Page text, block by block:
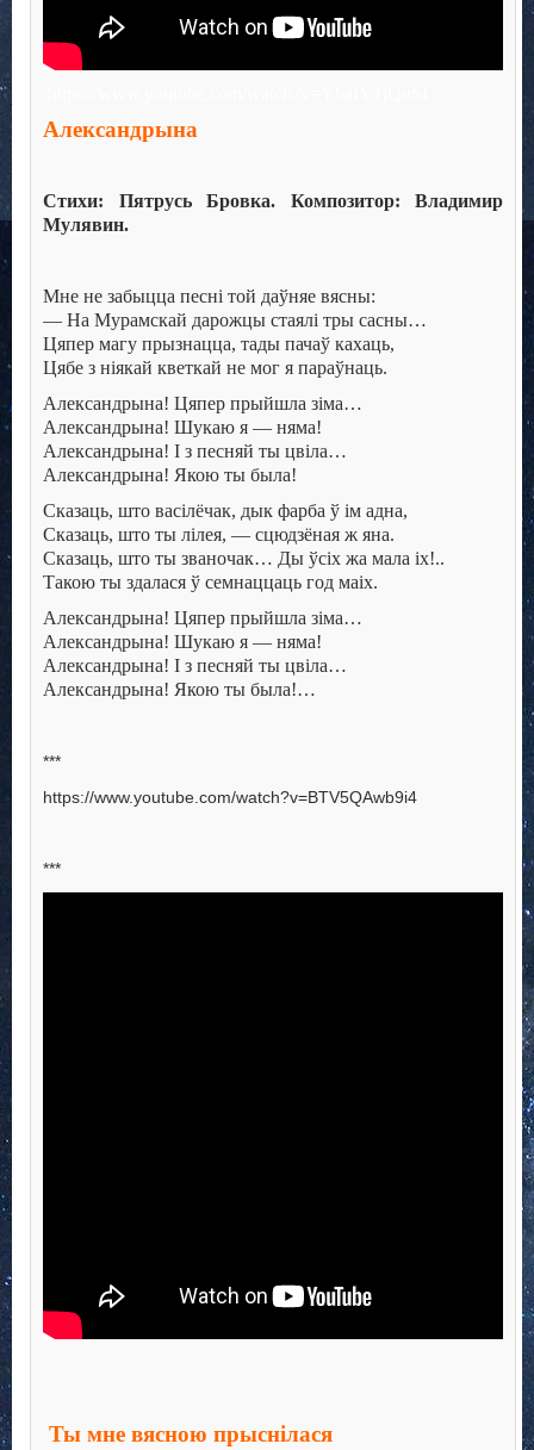
Александрына
Стихи: Пятрусь Бровка. Композитор: Владимир
Мулявин.
Мне не забыцца песні той даўняе вясны:
— На Мурамскай дарожцы стаялі тры сасны…
Цяпер магу прызнацца, тады пачаў кахаць,
Цябе з ніякай кветкай не мог я параўнаць.
Александрына! Цяпер прыйшла зіма…
Александрына! Шукаю я — няма!
Александрына! I з песняй ты цвіла…
Александрына! Якою ты была!
Сказаць, што васілёчак, дык фарба ў ім адна,
Сказаць, што ты лілея, — сцюдзёная ж яна.
Сказаць, што ты званочак… Ды ўсіх жа мала іх!..
Такою ты здалася ў семнаццаць год маіх.
Александрына! Цяпер прыйшла зіма…
Александрына! Шукаю я — няма!
Александрына! I з песняй ты цвіла…
Александрына! Якою ты была!…
***
https://www.youtube.com/watch?v=BTV5QAwb9i4
***
Ты мне вясною прыснілася